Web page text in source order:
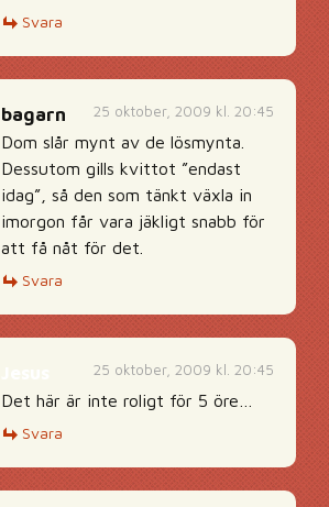
Svara
25 oktober, 2009 kl. 20:45
bagarn
Dom slår mynt av de lösmynta.
Dessutom gills kvittot ”endast
idag”, så den som tänkt växla in
imorgon får vara jäkligt snabb för
att få nåt för det.
Svara
25 oktober, 2009 kl. 20:45
Det här är inte roligt för 5 öre…
Svara